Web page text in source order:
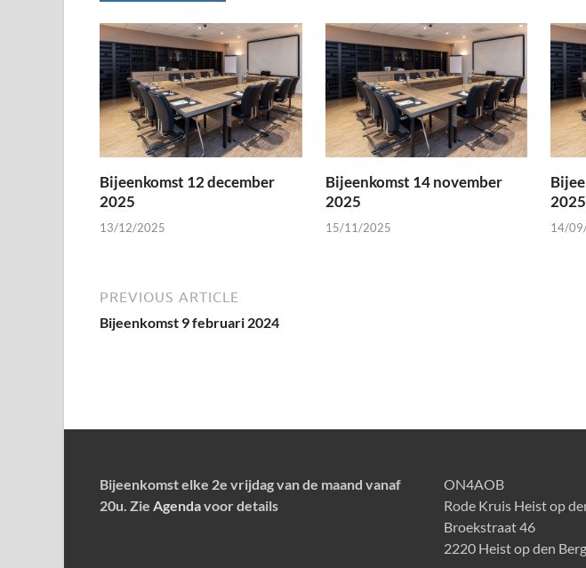
Bijeenkomst 12 december
2025
13/12/2025
Bijeenkomst 14 november
2025
15/11/2025
2025
14/
PREVIOUS ARTICLE
Bijeenkomst 9 februari 2024
Bijeenkomst elke 2e vrijdag van de maand vanaf
20u. Zie Agendavoor details
ON4AOB
Rode Kruis Heist op
Broekstraat 46
2220 Heist op den